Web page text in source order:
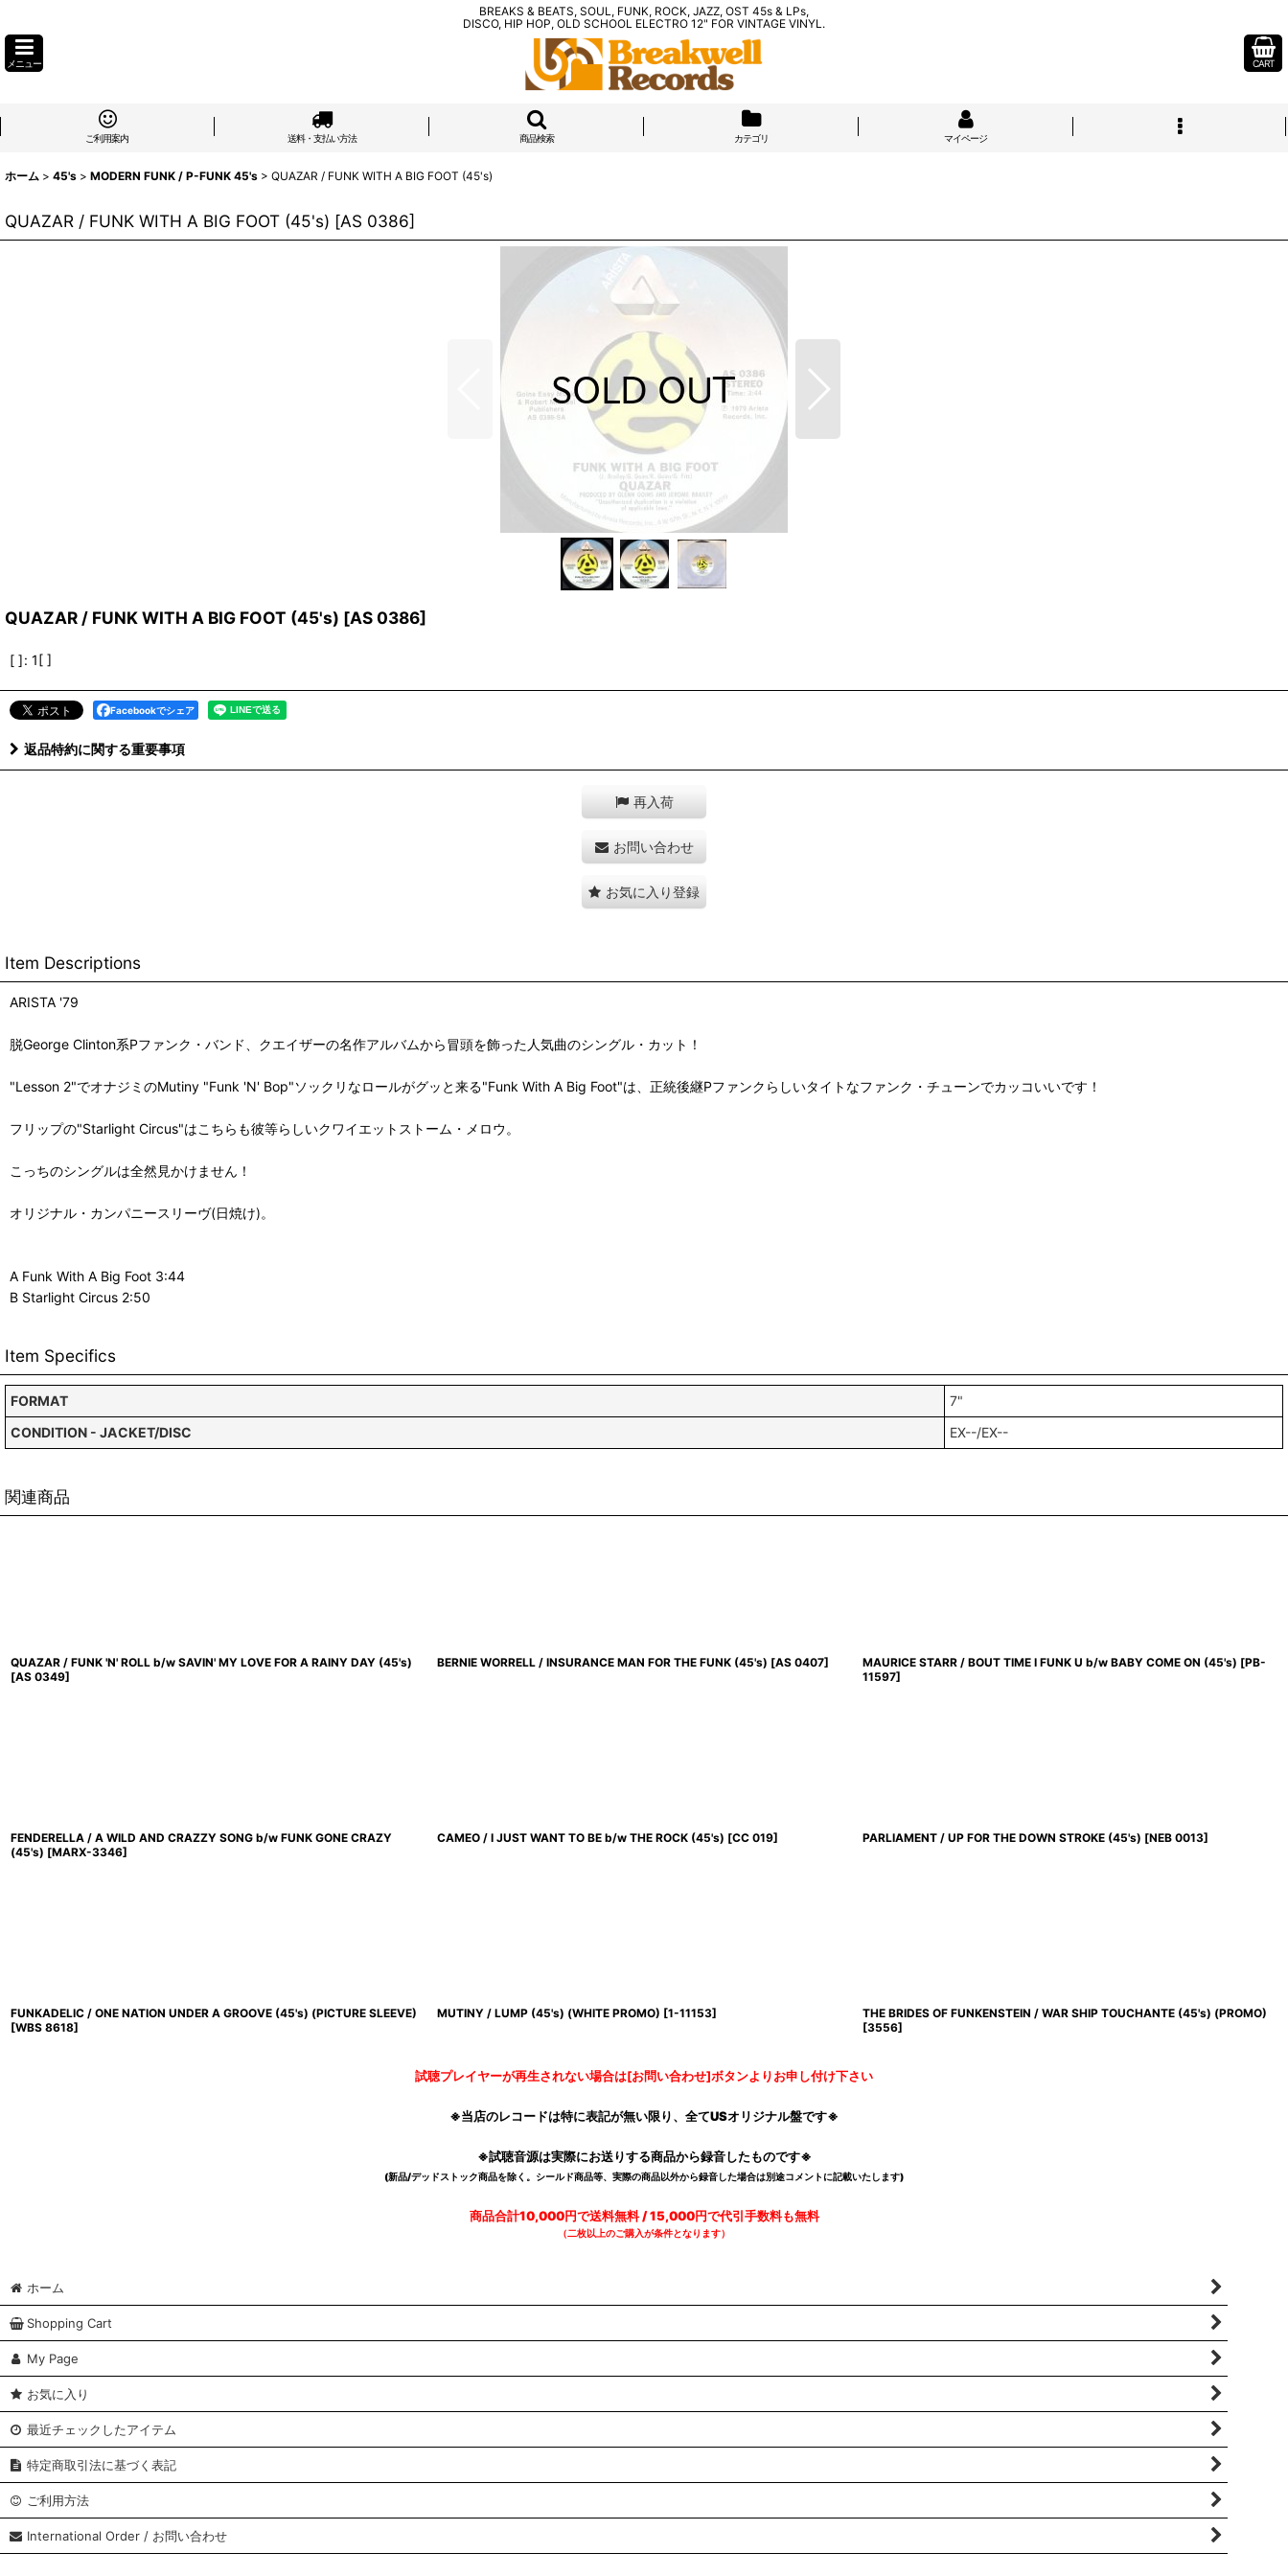
BREAKS & BEATS, SOUL, FUNK, ROCK, JAZZ, OST 45s & LPs,
DISCO, HIP HOP, OLD SCHOOL ELECTRO 12" FOR VINTAGE VINYL.
メニュー CART
ご利用案内 送料・支払い方法 商品検索 カテゴリ マイページ
ホーム > 45's > MODERN FUNK / P-FUNK 45's > QUAZAR / FUNK WITH A BIG FOOT (45's)
QUAZAR / FUNK WITH A BIG FOOT (45's) [AS 0386]
QUAZAR / FUNK WITH A BIG FOOT (45's) [AS 0386]
[ ]: 1[ ]
Facebookでシェア
返品特約に関する重要事項
再入荷
お問い合わせ
お気に入り登録
Item Descriptions
ARISTA '79
脱George Clinton系Pファンク・バンド、クエイザーの名作アルバムから冒頭を飾った人気曲のシングル・カット！
"Lesson 2"でオナジミのMutiny "Funk 'N' Bop"ソックリなロールがグッと来る"Funk With A Big Foot"は、正統後継Pファンクらしいタイトなファンク・チューンでカッコいいです！
フリップの"Starlight Circus"はこちらも彼等らしいクワイエットストーム・メロウ。
こっちのシングルは全然見かけません！
オリジナル・カンパニースリーヴ(日焼け)。
A Funk With A Big Foot 3:44
B Starlight Circus 2:50
Item Specifics
FORMAT
7"
CONDITION - JACKET/DISC
EX--/EX--
関連商品
QUAZAR / FUNK 'N' ROLL b/w SAVIN' MY LOVE FOR A RAINY DAY (45's)
[AS 0349]
BERNIE WORRELL / INSURANCE MAN FOR THE FUNK (45's) [AS 0407] MAURICE STARR / BOUT TIME I FUNK U b/w BABY COME ON (45's) [PB-
11597]
FENDERELLA / A WILD AND CRAZZY SONG b/w FUNK GONE CRAZY
(45's) [MARX-3346]
CAMEO / I JUST WANT TO BE b/w THE ROCK (45's) [CC 019] PARLIAMENT / UP FOR THE DOWN STROKE (45's) [NEB 0013]
FUNKADELIC / ONE NATION UNDER A GROOVE (45's) (PICTURE SLEEVE)
[WBS 8618]
MUTINY / LUMP (45's) (WHITE PROMO) [1-11153]
THE BRIDES OF FUNKENSTEIN / WAR SHIP TOUCHANTE (45's) (PROMO)
[3556]
試聴プレイヤーが再生されない場合は[お問い合わせ]ボタンよりお申し付け下さい
※当店のレコードは特に表記が無い限り、全てUSオリジナル盤です※
※試聴音源は実際にお送りする商品から録音したものです※
(新品/デッドストック商品を除く。シールド商品等、実際の商品以外から録音した場合は別途コメントに記載いたします)
商品合計10,000円で送料無料 / 15,000円で代引手数料も無料
（二枚以上のご購入が条件となります）
ホーム
Shopping Cart
My Page
お気に入り
最近チェックしたアイテム
特定商取引法に基づく表記
ご利用方法
International Order / お問い合わせ